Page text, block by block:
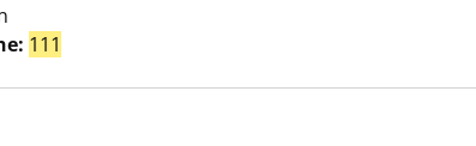
die man gesehen haben muss anzeigen
111